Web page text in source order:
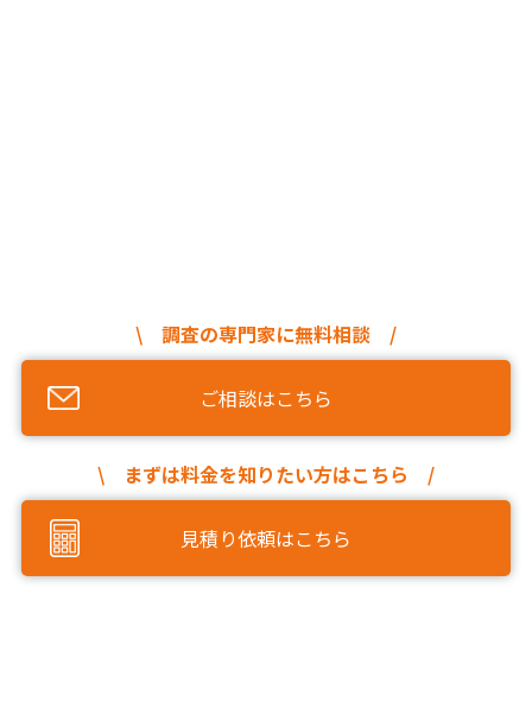
\ 調査の専門家に無料相談 /
ご相談はこちら
\ まずは料金を知りたい方はこちら /
見積り依頼はこちら